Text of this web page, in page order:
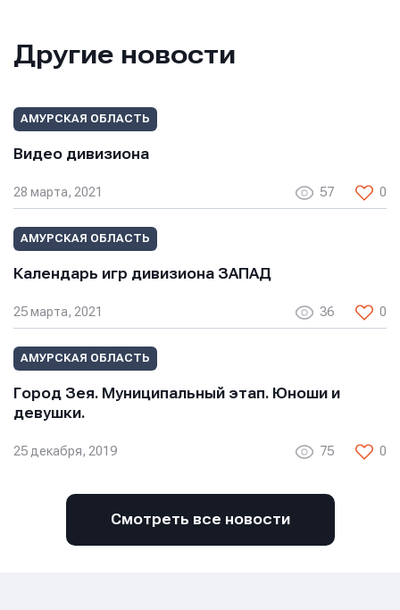
Другие новости
АМУРСКАЯ ОБЛАСТЬ
Видео дивизиона
28 марта, 2021 57 0
АМУРСКАЯ ОБЛАСТЬ
Календарь игр дивизиона ЗАПАД
25 марта, 2021 36 0
АМУРСКАЯ ОБЛАСТЬ
Город Зея. Муниципальный этап. Юноши и
девушки.
25 декабря, 2019 75 0
Смотреть все новости
Имя
E-mail
Телефон
Сообщение
Имя
E-mail
Телефон
Сообщение
Имя
E-mail
Сообщение